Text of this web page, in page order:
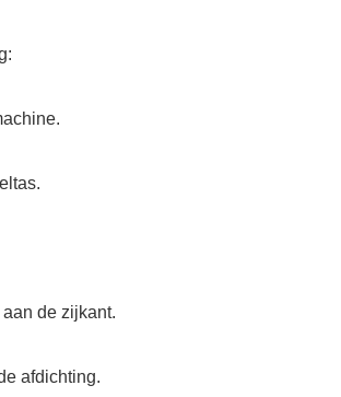
de zijkant.
afdichting.